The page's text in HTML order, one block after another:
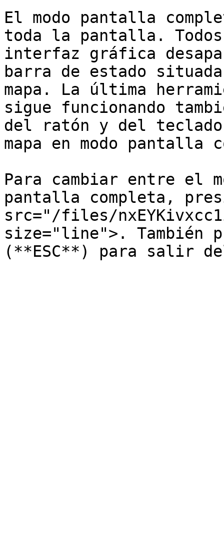
El modo pantalla
toda la pantalla.
interfaz gráfica
barra de estado
mapa. La última
sigue funcionando
del ratón y del teclado
mapa en modo pantalla
Para cambiar entre el
pantalla completa,
src="/files/
size="line">. También